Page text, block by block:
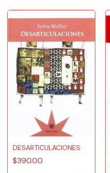
DESARTICULACIONES
$390.00